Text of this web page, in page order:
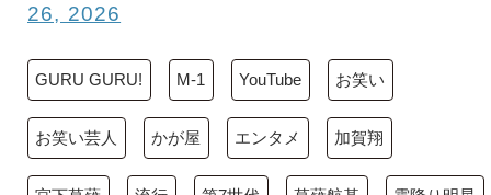
26, 2026
GURU GURU! M-1 YouTube お笑い
お笑い芸人 かが屋 エンタメ 加賀翔